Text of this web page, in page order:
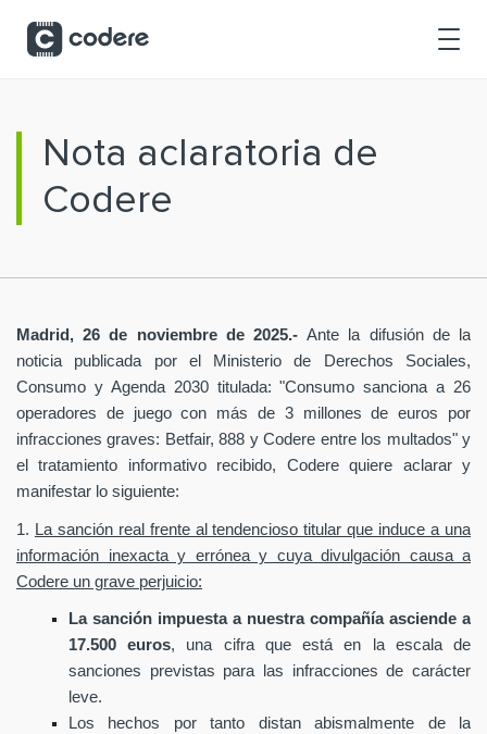
Nota aclaratoria de
Codere
Madrid, 26 de noviembre de 2025.-Ante la difusión de la
noticia publicada por el Ministerio de Derechos Sociales,
Consumo y Agenda 2030 titulada: "Consumo sanciona a 26
operadores de juego con más de 3 millones de euros por
infracciones graves: Betfair, 888 y Codere entre los multados" y
el tratamiento informativo recibido, Codere quiere aclarar y
manifestar lo siguiente:
1. La sanción real frente al tendencioso titular que induce a una
información inexacta y errónea y cuya divulgación causa a
Codere un grave perjuicio:
La sanción impuesta a nuestra compañía asciende a
17.500 euros, una cifra que está en la escala de
sanciones previstas para las infracciones de carácter
leve.
Los hechos por tanto distan abismalmente de la